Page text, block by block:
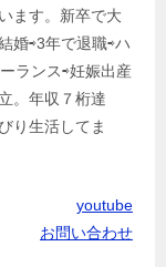
ます。新卒で大
婚⇨3年で退職⇨ハ
ランス⇨妊娠出産
。年収７桁達
り生活してま
youtube
お問い合わせ